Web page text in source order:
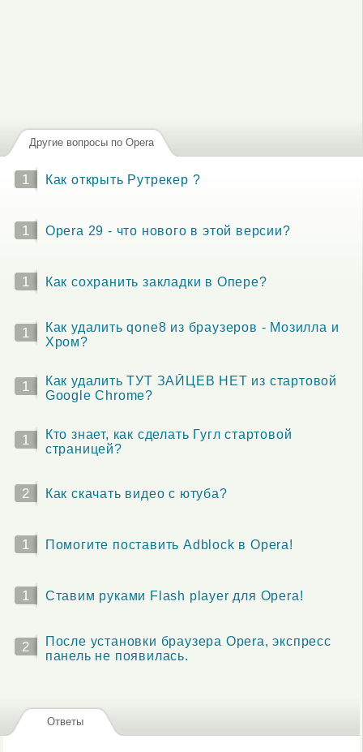
Другие вопросы по Opera
1 Как открыть Рутрекер ?
1 Opera 29 - что нового в этой версии?
1 Как сохранить закладки в Опере?
1
Как удалить qone8 из браузеров - Мозилла и
Хром?
1
Как удалить ТУТ ЗАЙЦЕВ НЕТ из стартовой
Google Chrome?
1
Кто знает, как сделать Гугл стартовой
страницей?
2 Как скачать видео с ютуба?
1 Помогите поставить Adblock в Opera!
1 Ставим руками Flash player для Opera!
2
После установки браузера Opera, экспресс
панель не появилась.
Ответы